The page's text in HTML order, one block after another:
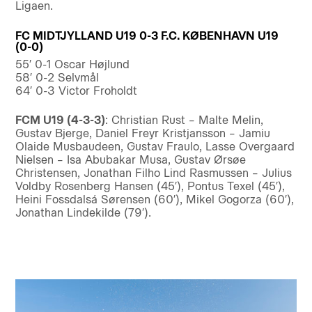
Ligaen.
FC MIDTJYLLAND U19 0-3 F.C. KØBENHAVN U19
(0-0)
55′ 0-1 Oscar Højlund
58′ 0-2 Selvmål
64′ 0-3 Victor Froholdt
FCM U19 (4-3-3): Christian Rust – Malte Melin,
Gustav Bjerge, Daniel Freyr Kristjansson – Jamiu
Olaide Musbaudeen, Gustav Fraulo, Lasse Overgaard
Nielsen – Isa Abubakar Musa, Gustav Ørsøe
Christensen, Jonathan Filho Lind Rasmussen – Julius
Voldby Rosenberg Hansen (45′), Pontus Texel (45′),
Heini Fossdalsá Sørensen (60′), Mikel Gogorza (60′),
Jonathan Lindekilde (79′).